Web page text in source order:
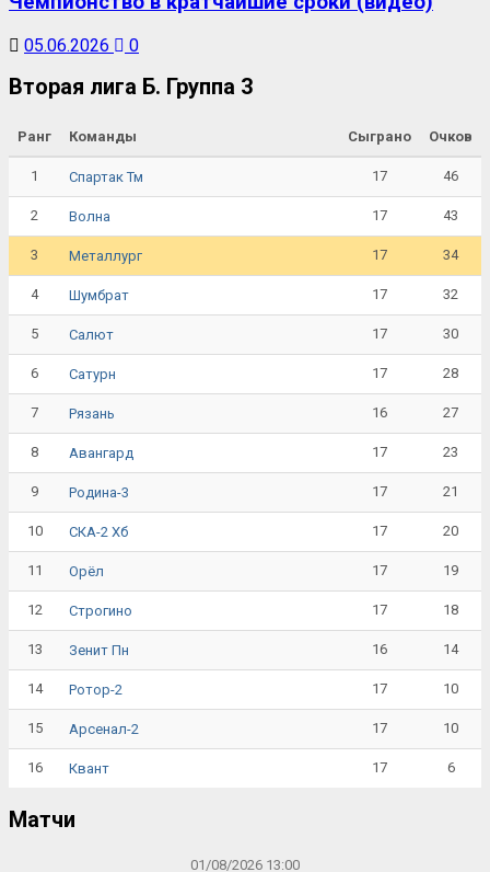
05.06.2026 0
Вторая лига Б. Группа 3
Ранг Команды Сыграно Очков
1 Спартак Тм 17 46
2 Волна 17 43
3 Металлург 17 34
4 Шумбрат 17 32
5 Салют 17 30
6 Сатурн 17 28
7 Рязань 16 27
8 Авангард 17 23
9 Родина-3 17 21
10 СКА-2 Хб 17 20
11 Орёл 17 19
12 Строгино 17 18
13 Зенит Пн 16 14
14 Ротор-2 17 10
15 Арсенал-2 17 10
16 Квант 17 6
Матчи
01/08/2026 13:00